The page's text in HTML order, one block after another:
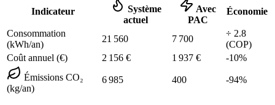
Indicateur
Système
actuel
Avec
PAC
Économie
Consommation
(kWh/an)
21 560 7 700
÷ 2.8
(COP)
Coût annuel (€)
2 156 € 1 937 € -10%
Émissions CO₂
(kg/an)
6 985 400 -94%